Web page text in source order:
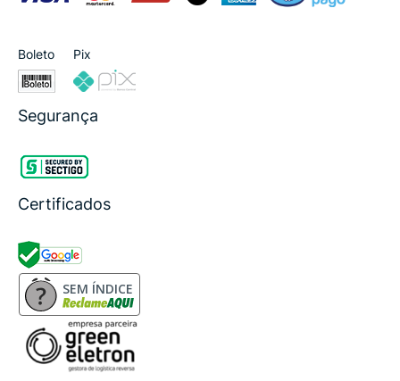
Boleto Pix
Segurança
Certificados
SEM ÍNDICE